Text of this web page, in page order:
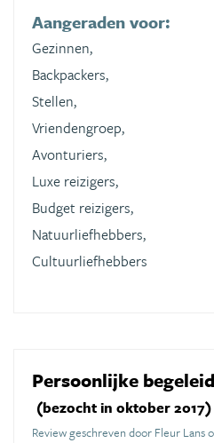
Aangeraden voor:
Gezinnen,
Backpackers,
Stellen,
Vriendengroep,
Avonturiers,
Luxe reizigers,
Budget reizigers,
Natuurliefhebbers,
Cultuurliefhebbers
Persoonlijke
(bezocht in oktober 2017)
Review geschreven door Fleur Lans